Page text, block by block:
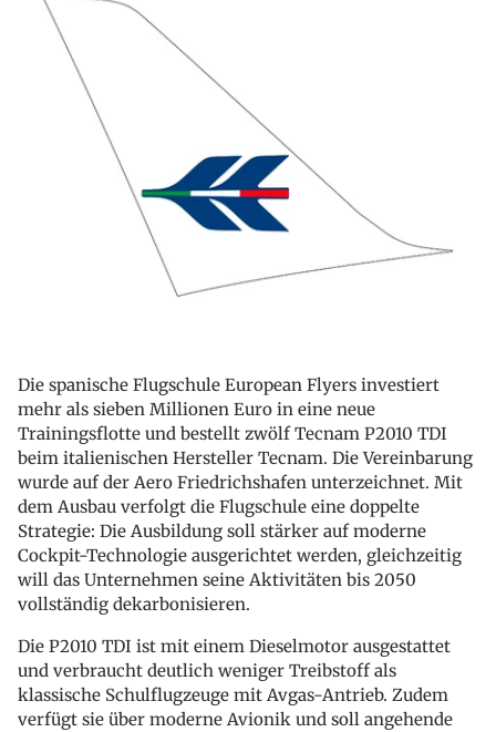
Die spanische Flugschule European Flyers investiert
mehr als sieben Millionen Euro in eine neue
Trainingsflotte und bestellt zwölf Tecnam P2010 TDI
beim italienischen Hersteller Tecnam. Die Vereinbarung
wurde auf der Aero Friedrichshafen unterzeichnet. Mit
dem Ausbau verfolgt die Flugschule eine doppelte
Strategie: Die Ausbildung soll stärker auf moderne
Cockpit-Technologie ausgerichtet werden, gleichzeitig
will das Unternehmen seine Aktivitäten bis 2050
vollständig dekarbonisieren.
Die P2010 TDI ist mit einem Dieselmotor ausgestattet
und verbraucht deutlich weniger Treibstoff als
klassische Schulflugzeuge mit Avgas-Antrieb. Zudem
verfügt sie über moderne Avionik und soll angehende